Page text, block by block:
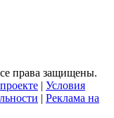
права защищены.
Условия
Реклама на